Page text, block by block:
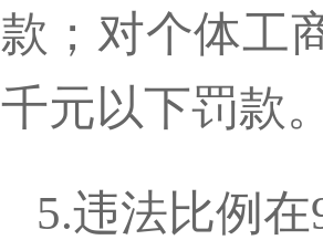
款；对个体工
千元以下罚款
5.违法比例